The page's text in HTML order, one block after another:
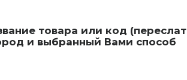
товара или код
и выбранный Вами способ